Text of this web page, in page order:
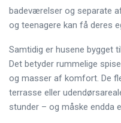
badeværelser og separate
og teenagere kan få deres
Samtidig er husene bygget
Det betyder rummelige
og masser af komfort. De
terrasse eller
stunder – og måske endda